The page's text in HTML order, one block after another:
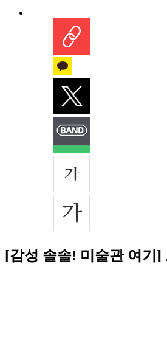
[감성 솔솔! 미술관 여기]